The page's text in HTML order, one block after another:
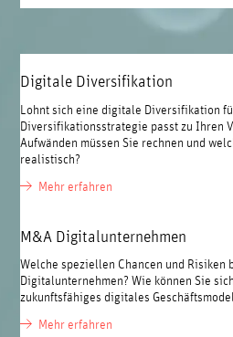
Digitale Diversifikation
Lohnt sich eine digitale Diversifikation
Diversifikationsstrategie passt zu Ihren
Aufwänden müssen Sie rechnen und
realistisch?
Mehr erfahren
M&A Digitalunternehmen
Welche speziellen Chancen und Risiken
Digitalunternehmen? Wie können Sie
zukunftsfähiges digitales
Mehr erfahren